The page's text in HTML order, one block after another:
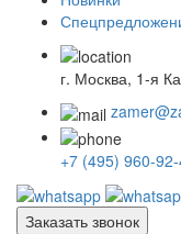
г. Москва, 1-я
+7 (495) 960-92-
Заказать звонок